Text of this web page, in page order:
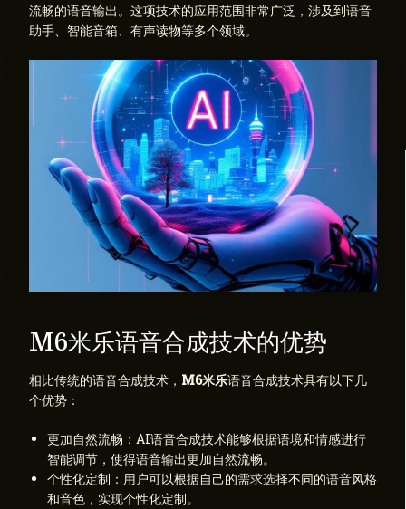
流畅的语音输出。这项技术的应用范围非常广泛，涉及到语音
助手、智能音箱、有声读物等多个领域。
M6米乐语音合成技术的优势
相比传统的语音合成技术， M6米乐语音合成技术具有以下几
个优势：
更加自然流畅：AI语音合成技术能够根据语境和情感进行
智能调节，使得语音输出更加自然流畅。
个性化定制：用户可以根据自己的需求选择不同的语音风格
和音色，实现个性化定制。